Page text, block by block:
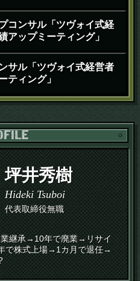
コンサル「ツヴォイ式経
アップミーティング」
サル「ツヴォイ式経営者
ティング」
坪井秀樹
Hideki Tsuboi
代表取締役無職
継承→10年で廃業→リサイ
で株式上場→1カ月で退任→